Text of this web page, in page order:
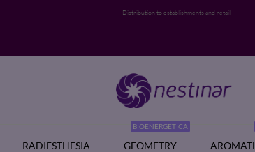
Distribution to establishments and retail
RADIESTHESIA GEOMETRY
BIOENERGÉTICA